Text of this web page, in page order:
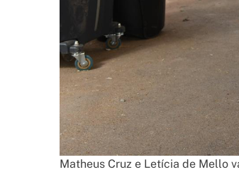
Matheus Cruz e Letícia de Mello